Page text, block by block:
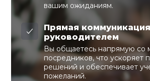
вашим ожиданиям.
Прямая
руководителем
Вы общаетесь напрямую со
посредников, что ускоряет
решений и обеспечивает
пожеланий.